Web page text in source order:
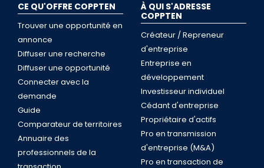
CE QU'OFFRE COPPTEN
Trouver une opportunité en
annonce
Diffuser une recherche
Diffuser une opportunité
Connecter avec la
demande
Guide
Comparateur de territoires
Annuaire des
professionnels de la
À QUI S'ADRESSE
COPPTEN
Créateur / Repreneur
d'entreprise
Entreprise en
développement
Investisseur individuel
Cédant d'entreprise
Propriétaire d'actifs
Pro en transmission
d'entreprise (M&A)
Pro en transaction de